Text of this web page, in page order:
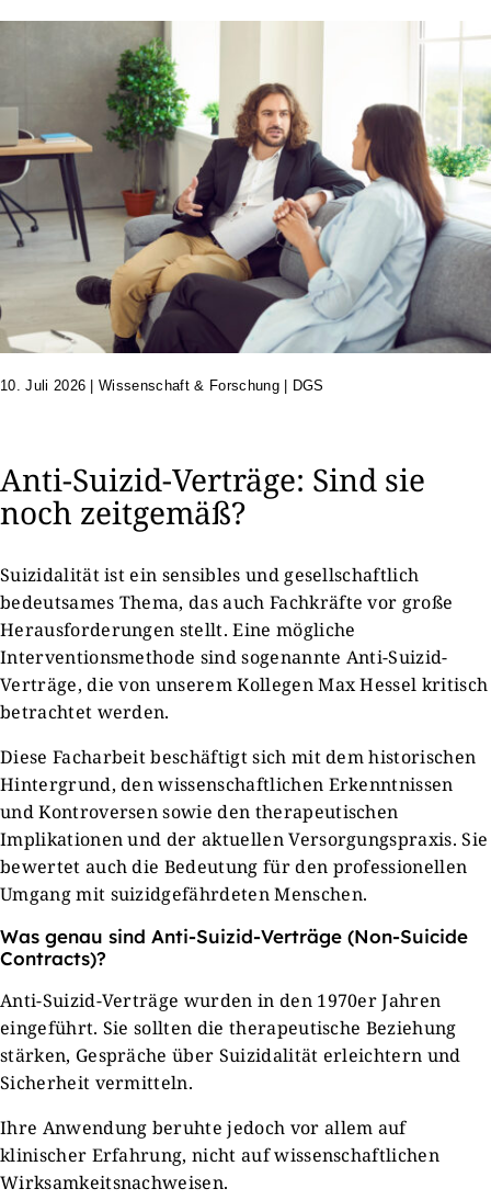
10. Juli 2026 |Wissenschaft & Forschung | DGS
Anti-Suizid-Verträge: Sind sie
noch zeitgemäß?
Suizidalität ist ein sensibles und gesellschaftlich
bedeutsames Thema, das auch Fachkräfte vor große
Herausforderungen stellt. Eine mögliche
Interventionsmethode sind sogenannte Anti-Suizid-
Verträge, die von unserem Kollegen Max Hessel kritisch
betrachtet werden.
Diese Facharbeit beschäftigt sich mit dem historischen
Hintergrund, den wissenschaftlichen Erkenntnissen
und Kontroversen sowie den therapeutischen
Implikationen und der aktuellen Versorgungspraxis. Sie
bewertet auch die Bedeutung für den professionellen
Umgang mit suizidgefährdeten Menschen.
Was genau sind Anti-Suizid-Verträge (Non-Suicide
Contracts)?
Anti-Suizid-Verträge wurden in den 1970er Jahren
eingeführt. Sie sollten die therapeutische Beziehung
stärken, Gespräche über Suizidalität erleichtern und
Sicherheit vermitteln.
Ihre Anwendung beruhte jedoch vor allem auf
klinischer Erfahrung, nicht auf wissenschaftlichen
Wirksamkeitsnachweisen.